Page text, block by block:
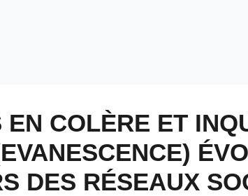
EN COLÈRE ET
DES RÉSEAUX